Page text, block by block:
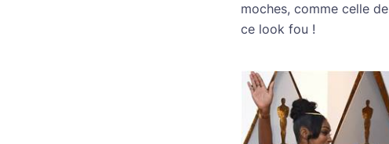
moches, comme celle de
ce look fou !